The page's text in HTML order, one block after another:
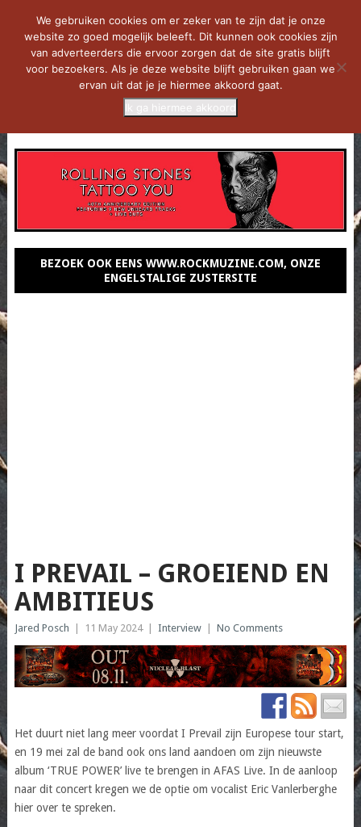
BEZOEK OOK EENS WWW.ROCKMUZINE.COM, ONZE
ENGELSTALIGE ZUSTERSITE
I PREVAIL – GROEIEND EN
AMBITIEUS
Jared Posch 11 May 2024 Interview No Comments
Het duurt niet lang meer voordat I Prevail zijn Europese tour start,
en 19 mei zal de band ook ons land aandoen om zijn nieuwste
album ‘TRUE POWER’ live te brengen in AFAS Live. In de aanloop
naar dit concert kregen we de optie om vocalist Eric Vanlerberghe
hier over te spreken.
We gebruiken cookies om er zeker van te zijn dat je onze
website zo goed mogelijk beleeft. Dit kunnen ook cookies zijn
van adverteerders die ervoor zorgen dat de site gratis blijft
voor bezoekers. Als je deze website blijft gebruiken gaan we
ervan uit dat je je hiermee akkoord gaat.
Ik ga hiermee akkoord